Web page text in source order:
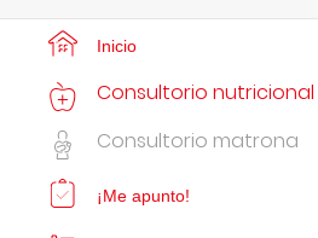
Inicio
Consultorio nutricional
Consultorio matrona
¡Me apunto!